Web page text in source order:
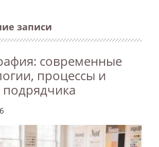
записи
современные
процессы и